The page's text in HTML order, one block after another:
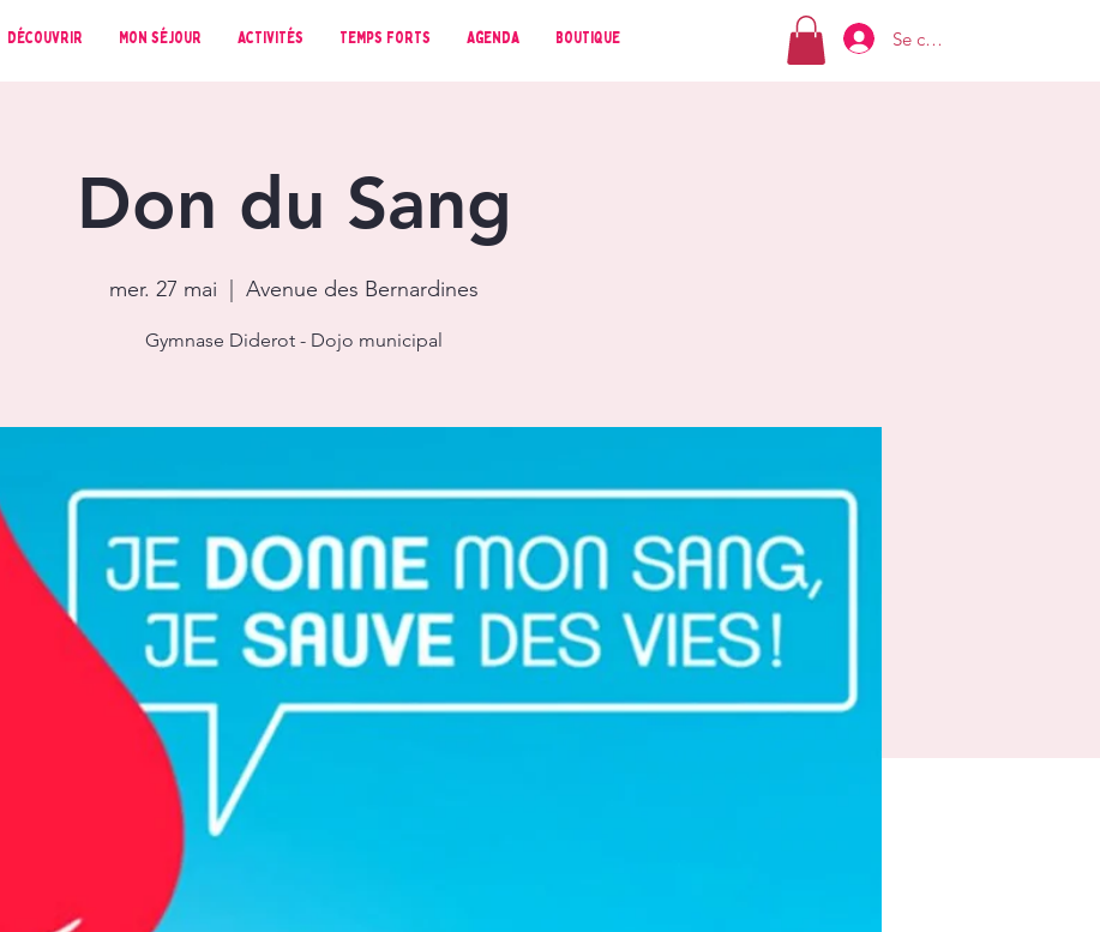
Découvrir Mon séjour Activités Temps forts Agenda Boutique Se connecter
Don du Sang
mer. 27 mai
  |
Avenue des Bernardines
Gymnase Diderot - Dojo municipal